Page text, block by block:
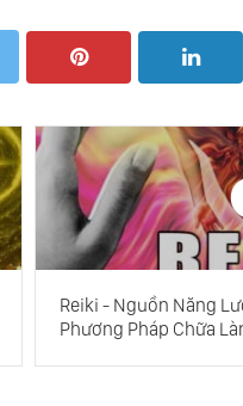
Reiki - Nguồn Năng
Phương Pháp Chữa